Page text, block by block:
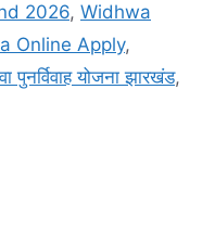
2026, Widhwa
Online Apply,
पुनर्विवाह योजना झारखंड,